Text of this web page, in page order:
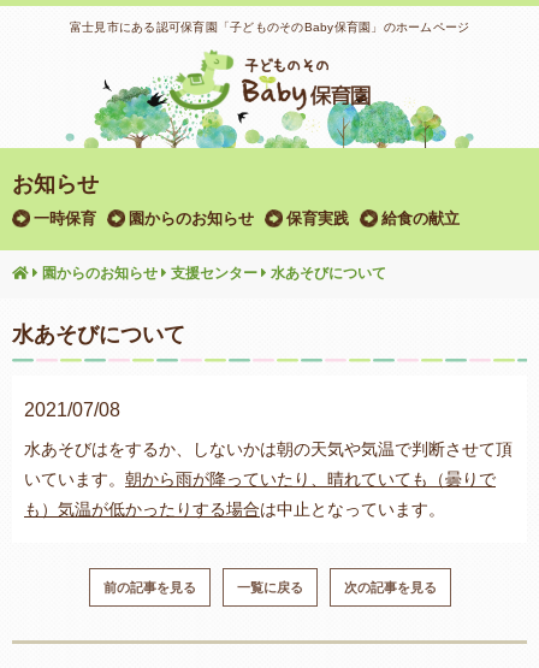
富士見市にある認可保育園「子どものそのBaby保育園」のホームページ
お知らせ
一時保育 園からのお知らせ 保育実践 給食の献立
園からのお知らせ 支援センター 水あそびについて
水あそびについて
2021/07/08
水あそびはをするか、しないかは朝の天気や気温で判断させて頂
いています。 朝から雨が降っていたり、晴れていても（曇りで
も）気温が低かったりする場合は中止となっています。
前の記事を見る 一覧に戻る 次の記事を見る